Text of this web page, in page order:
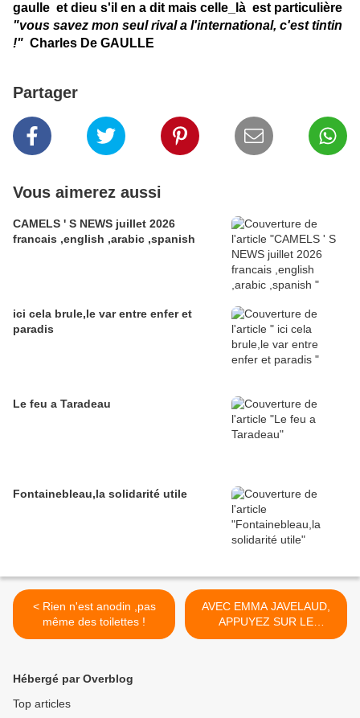
gaulle et dieu s'il en a dit mais celle_là est particulière
"vous savez mon seul rival a l'international, c'est tintin
!" Charles De GAULLE
Partager
Vous aimerez aussi
CAMELS ' S NEWS juillet 2026
francais ,english ,arabic ,spanish
ici cela brule,le var entre enfer et
paradis
Le feu a Taradeau
Fontainebleau,la solidarité utile
< Rien n'est anodin ,pas
même des toilettes !
AVEC EMMA JAVELAUD,
APPUYEZ SUR LE
CHAMPIGNON ! >
Hébergé par Overblog
Top articles